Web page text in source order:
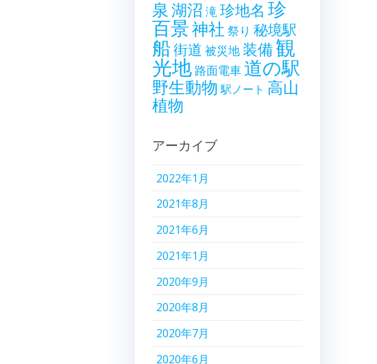
泉湖沼 滝珍地名 珍
百景神社 祭り 秘境駅
船街道 被災地装備観
光地 路面電車道の駅
野生動物 駅ノート 高山
植物
アーカイブ
2022年1月
2021年8月
2021年6月
2021年1月
2020年9月
2020年8月
2020年7月
2020年6月